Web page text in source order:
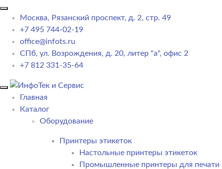
Москва, Рязанский проспект, д. 2, стр. 49
+7 495 744-02-19
office@infots.ru
СПб, ул. Возрождения, д. 20, литер "a", офис 2
+7 812 331-35-64
Главная
Каталог
Оборудование
Принтеры этикеток
Настольные принтеры этикеток
Промышленные принтеры для печати